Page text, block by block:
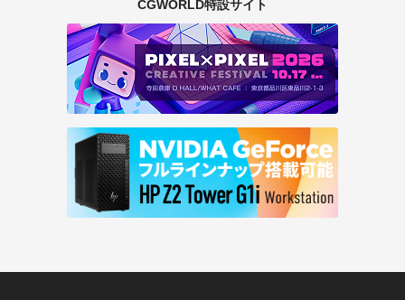
CGWORLD特設サイト